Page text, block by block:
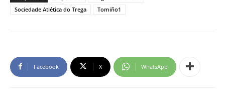
Sociedade Atlética do Trega
Tomiño1
Facebook X WhatsApp